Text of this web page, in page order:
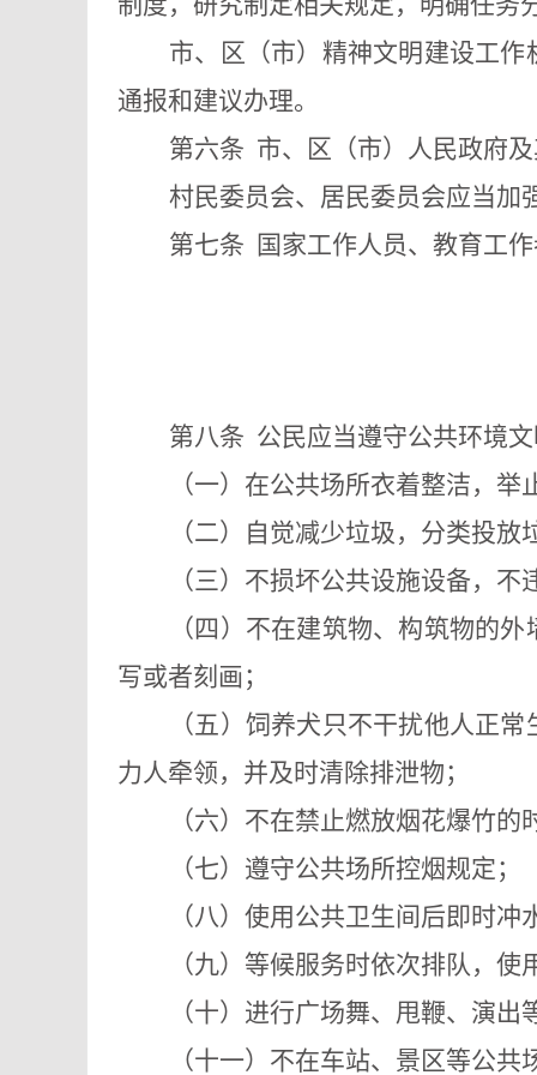
市、区（市）精神文明建设工
通报和建议办理。
第六条 市、区（市）人民政府
村民委员会、居民委员会应当加
第七条 国家工作人员、教育工
第八条 公民应当遵守公共环境
（一）在公共场所衣着整洁，
（二）自觉减少垃圾，分类投
（三）不损坏公共设施设备，
（四）不在建筑物、构筑物的
写或者刻画；
（五）饲养犬只不干扰他人正
力人牵领，并及时清除排泄物；
（六）不在禁止燃放烟花爆竹
（七）遵守公共场所控烟规定；
（八）使用公共卫生间后即时
（九） 等候服务时依次排队，使
（十）进行广场舞、甩鞭、演出
（十一）不在车站、景区等公